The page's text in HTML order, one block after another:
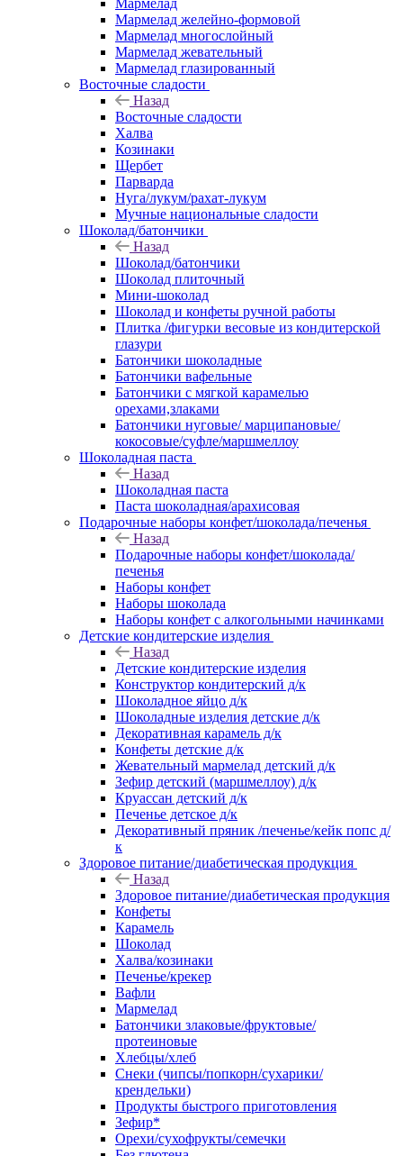
Мармелад
Мармелад желейно-формовой
Мармелад многослойный
Мармелад жевательный
Мармелад глазированный
Восточные сладости
Назад
Восточные сладости
Халва
Козинаки
Щербет
Парварда
Нуга/лукум/рахат-лукум
Мучные национальные сладости
Шоколад/батончики
Назад
Шоколад/батончики
Шоколад плиточный
Мини-шоколад
Шоколад и конфеты ручной работы
Плитка /фигурки весовые из кондитерской
глазури
Батончики шоколадные
Батончики вафельные
Батончики с мягкой карамелью
орехами,злаками
Батончики нуговые/ марципановые/
кокосовые/суфле/маршмеллоу
Шоколадная паста
Назад
Шоколадная паста
Паста шоколадная/арахисовая
Подарочные наборы конфет/шоколада/печенья
Назад
Подарочные наборы конфет/шоколада/
печенья
Наборы конфет
Наборы шоколада
Наборы конфет с алкогольными начинками
Детские кондитерские изделия
Назад
Детские кондитерские изделия
Конструктор кондитерский д/к
Шоколадное яйцо д/к
Шоколадные изделия детские д/к
Декоративная карамель д/к
Конфеты детские д/к
Жевательный мармелад детский д/к
Зефир детский (маршмеллоу) д/к
Круассан детский д/к
Печенье детское д/к
Декоративный пряник /печенье/кейк попс д/
к
Здоровое питание/диабетическая продукция
Назад
Здоровое питание/диабетическая продукция
Конфеты
Карамель
Шоколад
Халва/козинаки
Печенье/крекер
Вафли
Мармелад
Батончики злаковые/фруктовые/
протеиновые
Хлебцы/хлеб
Снеки (чипсы/попкорн/сухарики/
крендельки)
Продукты быстрого приготовления
Зефир*
Орехи/сухофрукты/семечки